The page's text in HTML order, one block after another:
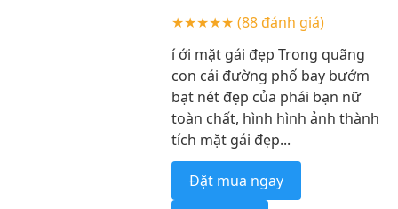
★★★★★ (88 đánh giá)
í ới mặt gái đẹp Trong quãng
con cái đường phố bay bướm
bạt nét đẹp của phái bạn nữ
toàn chất, hình hình ảnh thành
tích mặt gái đẹp...
Đặt mua ngay